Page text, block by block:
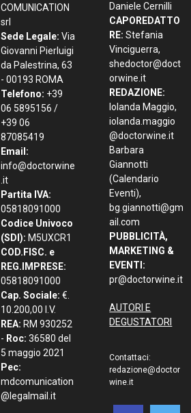
COMUNICATION
srl
Sede Legale: Via
Giovanni Pierluigi
da Palestrina, 63
- 00193 ROMA
Telefono: +39
06 5895156 /
+39 06
87085419
Email:
info@doctorwine
.it
Partita IVA:
05818091000
Codice Univoco
(SDI): M5UXCR1
COD.FISC. e
REG.IMPRESE:
05818091000
Cap. Sociale: €.
10.200,00 I.V.
REA: RM 930252
- Roc: 36580 del
5 maggio 2021
Pec:
mdcomunication
@legalmail.it
Daniele Cernilli
CAPOREDATTO
RE: Stefania
Vinciguerra,
shedoctor@doct
orwine.it
REDAZIONE:
Iolanda Maggio,
iolanda.maggio
@doctorwine.it
Barbara
Giannotti
(Calendario
Eventi),
bg.giannotti@gm
ail.com
PUBBLICITÀ,
MARKETING &
EVENTI:
pr@doctorwine.it
AUTORI E
DEGUSTATORI
Contattaci:
redazione@doctor
wine.it